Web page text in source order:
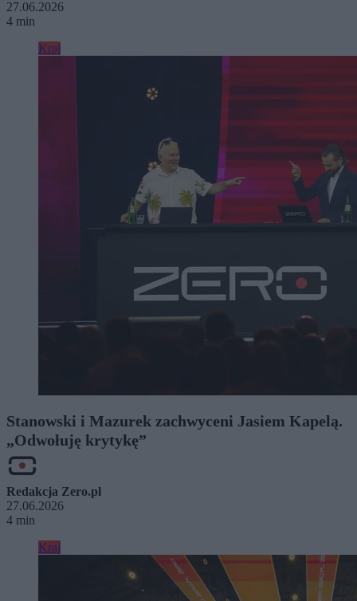
27.06.2026
4 min
Kraj
Stanowski i Mazurek zachwyceni Jasiem Kapelą.
„Odwołuję krytykę”
Redakcja Zero.pl
27.06.2026
4 min
Kraj